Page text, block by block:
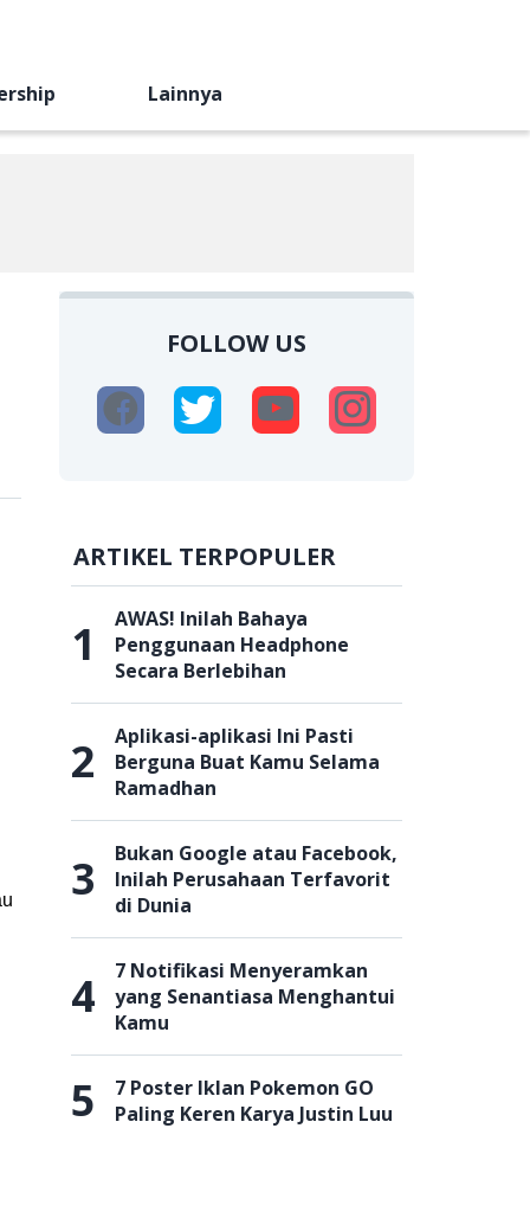
Lainnya
FOLLOW US
ARTIKEL TERPOPULER
1
AWAS! Inilah Bahaya
Penggunaan Headphone
Secara Berlebihan
2
Aplikasi-aplikasi Ini Pasti
Berguna Buat Kamu Selama
Ramadhan
3
Bukan Google atau Facebook,
Inilah Perusahaan Terfavorit
di Dunia
4
7 Notifikasi Menyeramkan
yang Senantiasa Menghantui
Kamu
5
7 Poster Iklan Pokemon GO
Paling Keren Karya Justin Luu